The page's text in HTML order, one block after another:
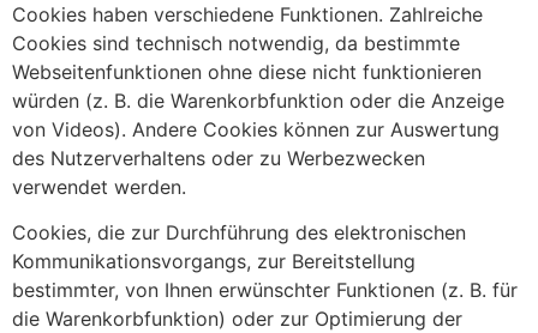
Cookies haben verschiedene Funktionen. Zahlreiche
Cookies sind technisch notwendig, da bestimmte
Webseitenfunktionen ohne diese nicht funktionieren
würden (z. B. die Warenkorbfunktion oder die Anzeige
von Videos). Andere Cookies können zur Auswertung
des Nutzerverhaltens oder zu Werbezwecken
verwendet werden.
Cookies, die zur Durchführung des elektronischen
Kommunikationsvorgangs, zur Bereitstellung
bestimmter, von Ihnen erwünschter Funktionen (z. B. für
die Warenkorbfunktion) oder zur Optimierung der